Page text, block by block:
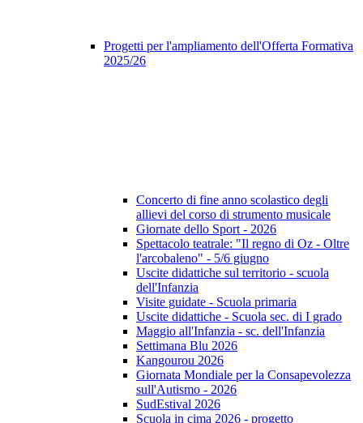
Progetti per l'ampliamento dell'Offerta Formativa
2025/26
Concerto di fine anno scolastico degli
allievi del corso di strumento musicale
Giornate dello Sport - 2026
Spettacolo teatrale: "Il regno di Oz - Oltre
l'arcobaleno" - 5/6 giugno
Uscite didattiche sul territorio - scuola
dell'Infanzia
Visite guidate - Scuola primaria
Uscite didattiche - Scuola sec. di I grado
Maggio all'Infanzia - sc. dell'Infanzia
Settimana Blu 2026
Kangourou 2026
Giornata Mondiale per la Consapevolezza
sull'Autismo - 2026
SudEstival 2026
Scuola in cima 2026 - progetto